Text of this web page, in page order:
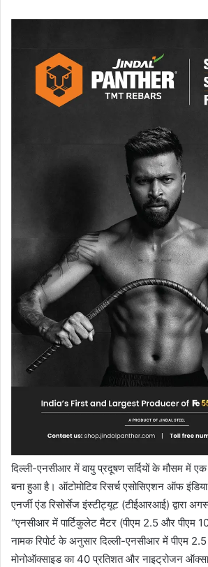
दिल्ली-एनसीआर में वायु प्रदूषण सर्दियों के मौसम में
बना हुआ है। ऑटोमोटिव रिसर्च एसोसिएशन ऑफ
एनर्जी एंड रिसोर्सेज इंस्टीट्यूट (टीईआरआई) द्वारा
“एनसीआर में पार्टिकुलेट मैटर (पीएम 2.5 और पीएम
नामक रिपोर्ट के अनुसार दिल्ली-एनसीआर में पीएम
मोनोऑक्साइड का 40 प्रतिशत और नाइट्रोजन